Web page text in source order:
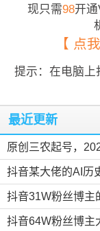
现只需98开
【 点
提示：在电脑上
最近更新
原创三农起号，
抖音某大佬的AI历
抖音31W粉丝博主
抖音64W粉丝博主